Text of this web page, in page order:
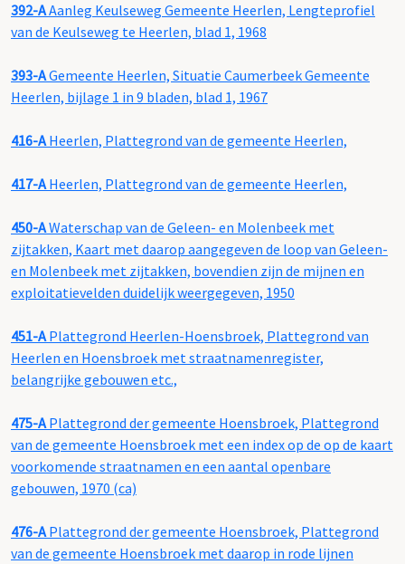
392-AAanleg Keulseweg Gemeente Heerlen, Lengteprofiel
van de Keulseweg te Heerlen, blad 1, 1968
393-AGemeente Heerlen, Situatie Caumerbeek Gemeente
Heerlen, bijlage 1 in 9 bladen, blad 1, 1967
416-AHeerlen, Plattegrond van de gemeente Heerlen,
417-AHeerlen, Plattegrond van de gemeente Heerlen,
450-AWaterschap van de Geleen- en Molenbeek met
zijtakken, Kaart met daarop aangegeven de loop van Geleen-
en Molenbeek met zijtakken, bovendien zijn de mijnen en
exploitatievelden duidelijk weergegeven, 1950
451-APlattegrond Heerlen-Hoensbroek, Plattegrond van
Heerlen en Hoensbroek met straatnamenregister,
belangrijke gebouwen etc.,
475-APlattegrond der gemeente Hoensbroek, Plattegrond
van de gemeente Hoensbroek met een index op de op de kaart
voorkomende straatnamen en een aantal openbare
gebouwen, 1970 (ca)
476-APlattegrond der gemeente Hoensbroek, Plattegrond
van de gemeente Hoensbroek met daarop in rode lijnen